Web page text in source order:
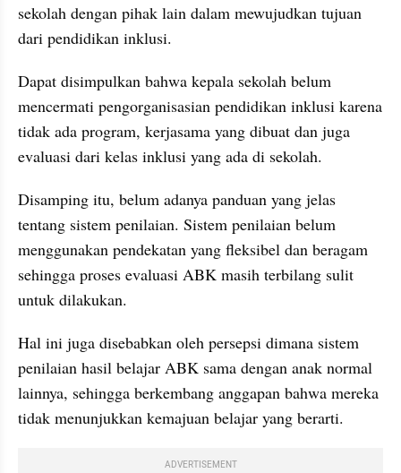
sekolah dengan pihak lain dalam mewujudkan tujuan
dari pendidikan inklusi.
Dapat disimpulkan bahwa kepala sekolah belum
mencermati pengorganisasian pendidikan inklusi karena
tidak ada program, kerjasama yang dibuat dan juga
evaluasi dari kelas inklusi yang ada di sekolah.
Disamping itu, belum adanya panduan yang jelas
tentang sistem penilaian. Sistem penilaian belum
menggunakan pendekatan yang fleksibel dan beragam
sehingga proses evaluasi ABK masih terbilang sulit
untuk dilakukan.
Hal ini juga disebabkan oleh persepsi dimana sistem
penilaian hasil belajar ABK sama dengan anak normal
lainnya, sehingga berkembang anggapan bahwa mereka
tidak menunjukkan kemajuan belajar yang berarti.
ADVERTISEMENT